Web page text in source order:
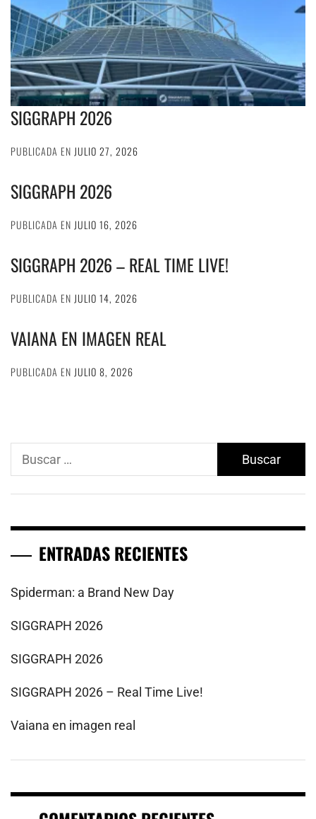
SIGGRAPH 2026
PUBLICADA EN JULIO 27, 2026
SIGGRAPH 2026
PUBLICADA EN JULIO 16, 2026
SIGGRAPH 2026 – REAL TIME LIVE!
PUBLICADA EN JULIO 14, 2026
VAIANA EN IMAGEN REAL
PUBLICADA EN JULIO 8, 2026
Buscar:
ENTRADAS RECIENTES
Spiderman: a Brand New Day
SIGGRAPH 2026
SIGGRAPH 2026
SIGGRAPH 2026 – Real Time Live!
Vaiana en imagen real